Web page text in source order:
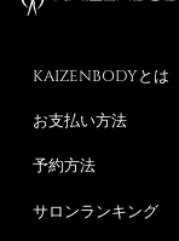
KAIZENBODYとは
お支払い方法
予約方法
サロンランキング